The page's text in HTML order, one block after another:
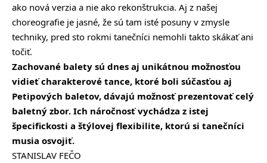
ako nová verzia a nie ako rekonštrukcia. Aj z našej
choreografie je jasné, že sú tam isté posuny v zmysle
techniky, pred sto rokmi tanečníci nemohli takto skákať ani
točiť.
Zachované balety sú dnes aj unikátnou možnosťou
vidieť charakterové tance, ktoré boli súčasťou aj
Petipových baletov, dávajú možnosť prezentovať celý
baletný zbor. Ich náročnosť vychádza z istej
špecifickosti a štýlovej flexibilite, ktorú si tanečníci
musia osvojiť.
STANISLAV FEČO